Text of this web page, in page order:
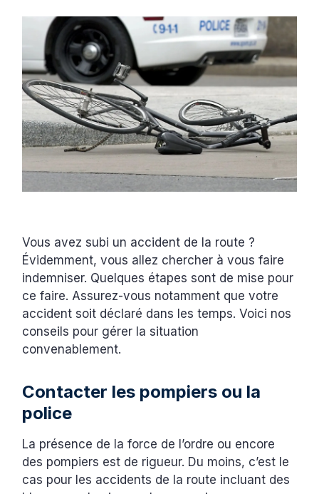
Vous avez subi un accident de la route ?
Évidemment, vous allez chercher à vous faire
indemniser. Quelques étapes sont de mise pour
ce faire. Assurez-vous notamment que votre
accident soit déclaré dans les temps. Voici nos
conseils pour gérer la situation
convenablement.
‍Contacter les pompiers ou la
police
La présence de la force de l’ordre ou encore
des pompiers est de rigueur. Du moins, c’est le
cas pour les accidents de la route incluant des